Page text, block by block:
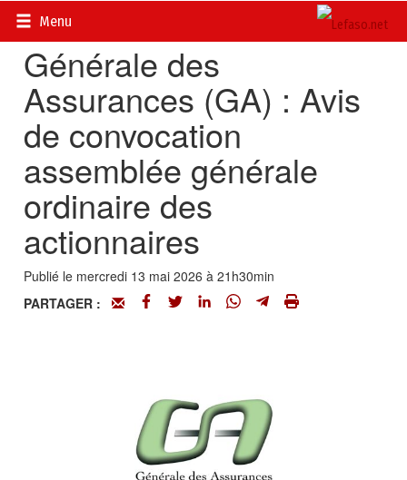
Menu
Accueil>
Générale des
Assurances (GA) : Avis
de convocation
assemblée générale
ordinaire des
actionnaires
Publié le mercredi 13 mai 2026 à 21h30min
PARTAGER :